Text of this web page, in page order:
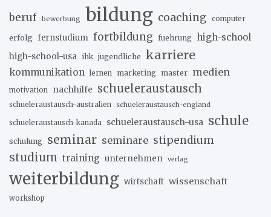
beruf bewerbung bildung coaching computer
erfolg fernstudium fortbildung fuehrung high-school
high-school-usa ihk jugendliche karriere
kommunikation lernen marketing master medien
motivation nachhilfe schueleraustausch
schueleraustausch-australien schueleraustausch-england
schueleraustausch-kanada schueleraustausch-usa schule
schulung seminar seminare stipendium
studium training unternehmen verlag
weiterbildung wirtschaft wissenschaft
workshop